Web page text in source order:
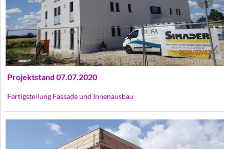
Projektstand 07.07.2020
Fertigstellung Fassade und Innenausbau